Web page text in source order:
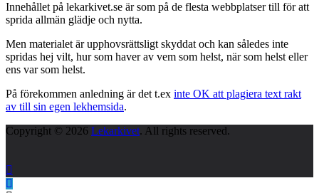
Innehållet på lekarkivet.se är som på de flesta webbplatser till för att
sprida allmän glädje och nytta.
Men materialet är upphovsrättsligt skyddat och kan således inte
spridas hej vilt, hur som haver av vem som helst, när som helst eller
ens var som helst.
På förekommen anledning är det t.ex inte OK att plagiera text rakt
av till sin egen lekhemsida.
Copyright © 2026 Lekarkivet. All rights reserved.